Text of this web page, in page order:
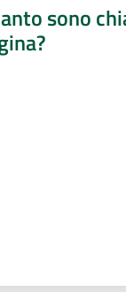
sono